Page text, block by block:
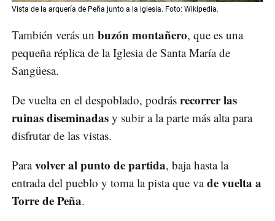
Vista de la arquería de Peña junto a la iglesia. Foto: Wikipedia.
También verás un buzón montañero, que es una
pequeña réplica de la Iglesia de Santa María de
Sangüesa.
De vuelta en el despoblado, podrás recorrer las
ruinas diseminadas y subir a la parte más alta para
disfrutar de las vistas.
Paravolver al punto de partida, baja hasta la
entrada del pueblo y toma la pista que vade vuelta a
Torre de Peña.